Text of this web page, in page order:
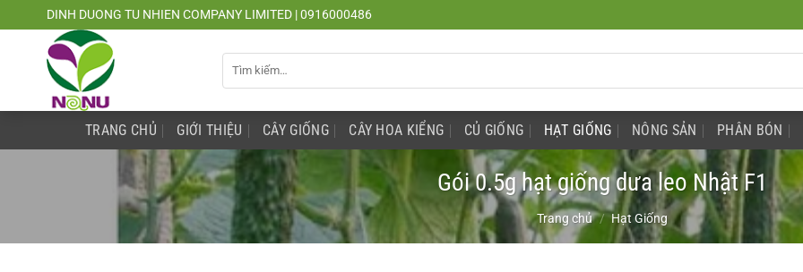
đến
DINH DUONG TU NHIEN COMPANY LIMITED | 0916000486
kiếm:
TRANG CHỦ GIỚI THIỆU CÂY GIỐNG CÂY HOA KIỂNG CỦ GIỐNG HẠT GIỐNG NÔNG SẢN PHÂN BÓN
Gói 0.5g hạt giống dưa leo Nhật F1
Trang chủ / Hạt Giống